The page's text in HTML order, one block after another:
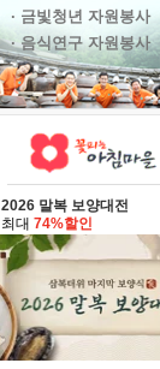
· 금빛청년 자원봉사
· 음식연구 자원봉사
2026 말복 보양대전
최대 74%할인